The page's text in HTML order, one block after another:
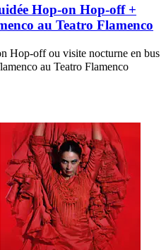
Hop-on Hop-off +
au Teatro Flamenco
Hop-off ou visite nocturne en bus
au Teatro Flamenco